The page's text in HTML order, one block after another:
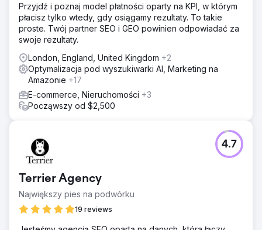
Przyjdź i poznaj model płatności oparty na KPI, w którym
płacisz tylko wtedy, gdy osiągamy rezultaty. To takie
proste. Twój partner SEO i GEO powinien odpowiadać za
swoje rezultaty.
London, England, United Kingdom +2
Optymalizacja pod wyszukiwarki AI, Marketing na
Amazonie +17
E-commerce, Nieruchomości +3
Począwszy od $2,500
Terrier Agency
Największy pies na podwórku
19 reviews
4.7